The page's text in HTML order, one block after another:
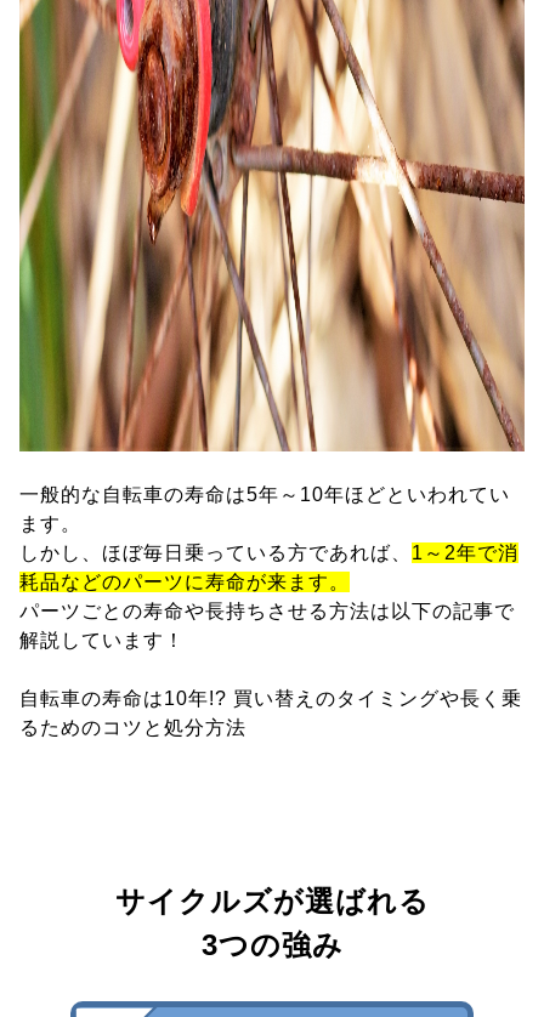
一般的な自転車の寿命は5年～10年ほどといわれてい
ます。
しかし、ほぼ毎日乗っている方であれば、 1～2年で消
耗品などのパーツに寿命が来ます。
パーツごとの寿命や長持ちさせる方法は以下の記事で
解説しています！
自転車の寿命は10年!? 買い替えのタイミングや長く乗
るためのコツと処分方法
サイクルズが選ばれる
3つの強み